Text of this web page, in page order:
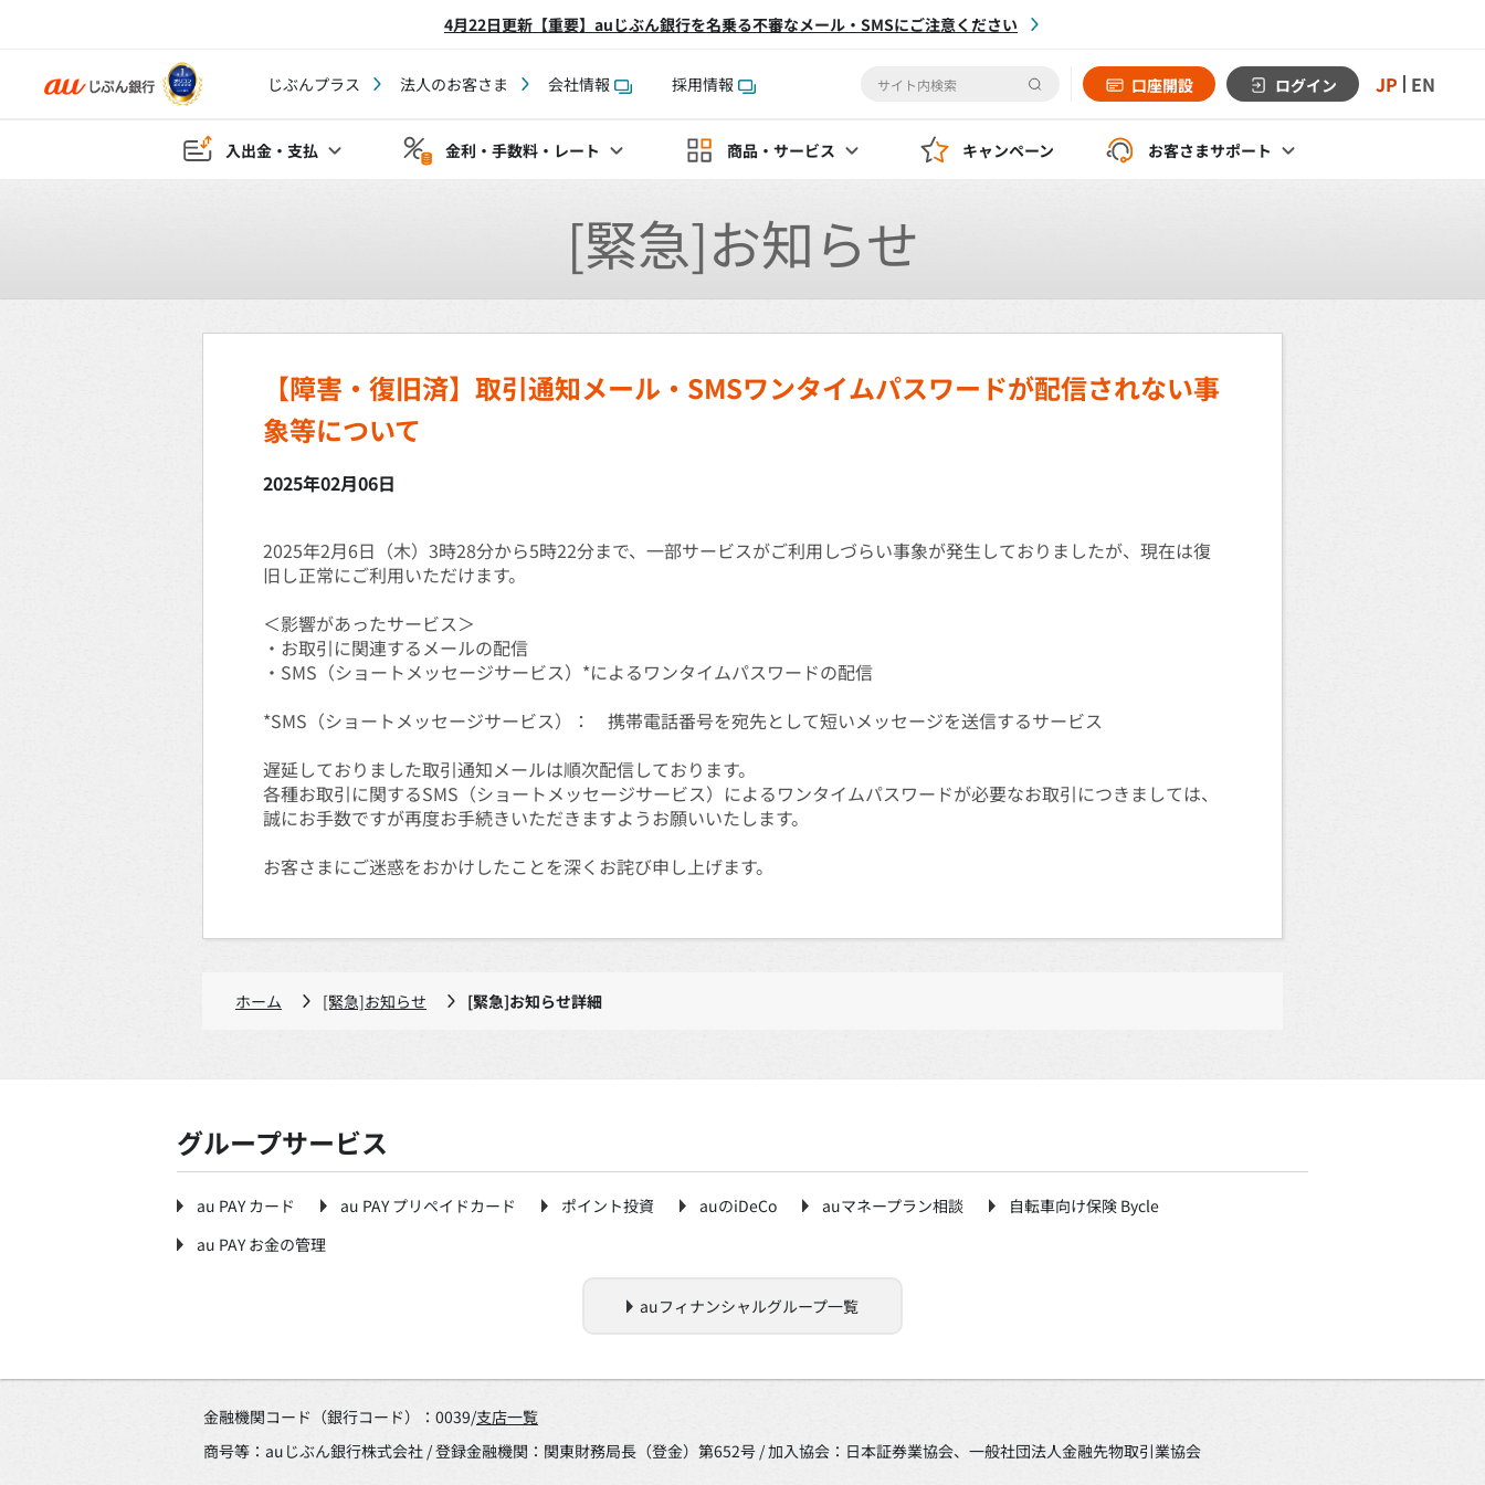
4月22日更新【重要】auじぶん銀行を名乗る不審なメール・SMSにご注意ください
じぶんプラス 法人のお客さま 会社情報 採用情報 口座開設 ログイン JP EN
入出金・支払 金利・手数料・レート 商品・サービス キャンペーン お客さまサポート
[緊急]お知らせ
【障害・復旧済】取引通知メール・SMSワンタイムパスワードが配信されない事
象等について
2025年02月06日
2025年2月6日（木）3時28分から5時22分まで、一部サービスがご利用しづらい事象が発生しておりましたが、現在は復
旧し正常にご利用いただけます。
＜影響があったサービス＞
・お取引に関連するメールの配信
・SMS（ショートメッセージサービス）*によるワンタイムパスワードの配信
*SMS（ショートメッセージサービス）： 携帯電話番号を宛先として短いメッセージを送信するサービス
遅延しておりました取引通知メールは順次配信しております。
各種お取引に関するSMS（ショートメッセージサービス）によるワンタイムパスワードが必要なお取引につきましては、
誠にお手数ですが再度お手続きいただきますようお願いいたします。
お客さまにご迷惑をおかけしたことを深くお詫び申し上げます。
ホーム [緊急]お知らせ [緊急]お知らせ詳細
グループサービス
au PAY カード au PAY プリペイドカード ポイント投資 auのiDeCo auマネープラン相談
自転車向け保険 Bycle
au PAY お金の管理
auフィナンシャルグループ一覧
金融機関コード（銀行コード）：0039/支店一覧
商号等：auじぶん銀行株式会社 / 登録金融機関：関東財務局長（登金）第652号 / 加入協会：日本証券業協会、一般社団法人金融先物取引業協会